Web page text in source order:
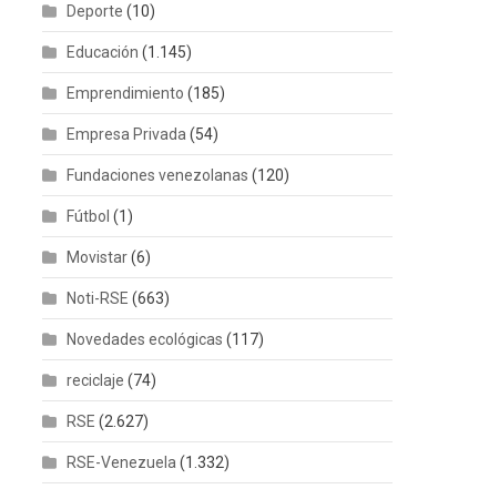
Deporte (10)
Educación (1.145)
Emprendimiento (185)
Empresa Privada (54)
Fundaciones venezolanas (120)
Fútbol (1)
Movistar(6)
Noti-RSE (663)
Novedades ecológicas (117)
reciclaje (74)
RSE (2.627)
RSE-Venezuela (1.332)